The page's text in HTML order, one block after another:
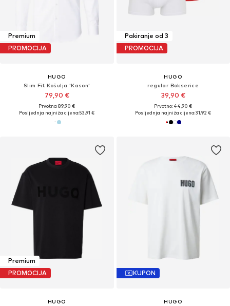
Premium
PROMOCIJA
HUGO
Slim Fit Košulja 'Kason'
79,90 €
Prvotno: 89,90 €
Posljednja najniža cijena:53,91 €
Pakiranje od 3
PROMOCIJA
HUGO
regular Bokserice
39,90 €
Prvotno: 44,90 €
Posljednja najniža cijena:31,92 €
Premium
PROMOCIJA
HUGO
KUPON
HUGO